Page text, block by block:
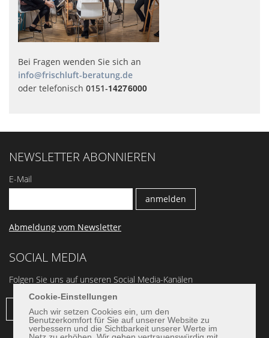
Cookie-Einstellungen
Auch wir setzen Cookies ein, um den
Benutzerkomfort für Sie auf unserer Website zu
verbessern und die Sichtbarkeit unserer Werte im
Bei Fragen wenden Sie sich an
info@frischluft-beratung.de
oder telefonisch 0151-14276000
NEWSLETTER ABONNIEREN
E-Mail
Abmeldung vom Newsletter
SOCIAL MEDIA
Folgen Sie uns auf unseren Social Media-Kanälen